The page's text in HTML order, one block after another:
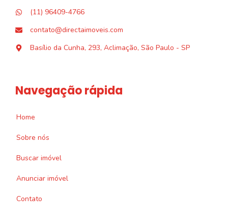
(11) 96409-4766
contato@directaimoveis.com
Basílio da Cunha, 293, Aclimação, São Paulo - SP
Navegação rápida
Home
Sobre nós
Buscar imóvel
Anunciar imóvel
Contato